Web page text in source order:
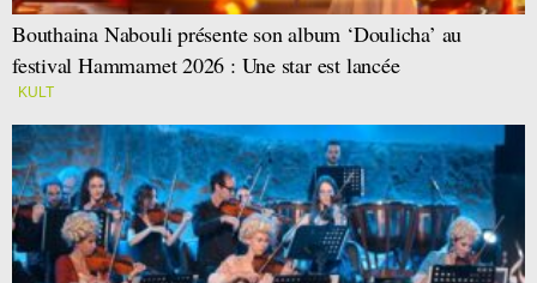
Bouthaina Nabouli présente son album ‘Doulicha’ au
festival Hammamet 2026 : Une star est lancée
KULT